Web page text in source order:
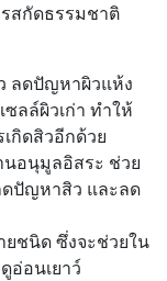
สกัดธรรมชาติ
ลดปัญหาผิวแห้ง
ลล์ผิวเก่า ทำให้
กิดสิวอีกด้วย
นอนุมูลอิสระ ช่วย
ดปัญหาสิว และลด
ชนิด ซึ่งจะช่วยใน
อ่อนเยาว์